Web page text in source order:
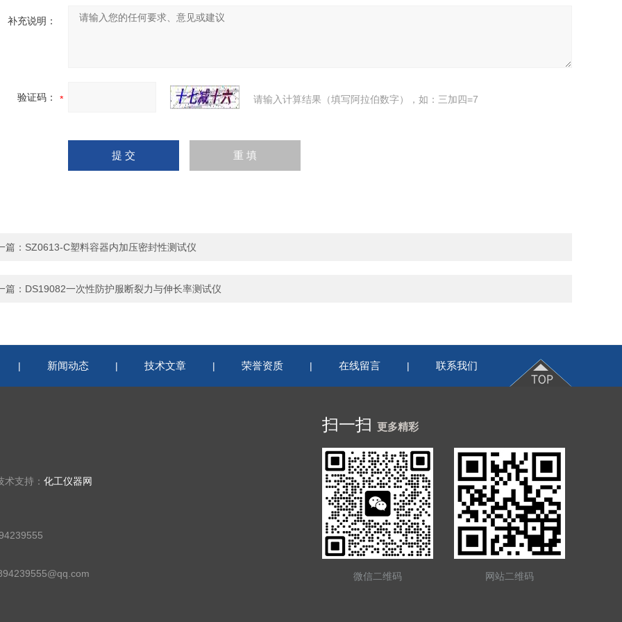
补充说明：
验证码： 请输入计算结果（填写阿拉伯数字），如：三加四=7
篇： SZ0613-C塑料容器内加压密封性测试仪
篇： DS19082一次性防护服断裂力与伸长率测试仪
| 新闻动态 | 技术文章 | 荣誉资质 | 在线留言 | 联系我们
支持： 化工仪器网
扫一扫 更多精彩
微信二维码 网站二维码